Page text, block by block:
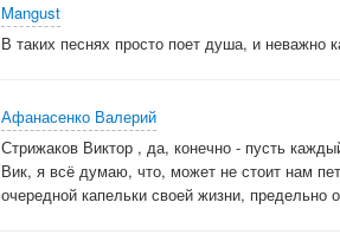
Mangust
В таких песнях просто поет душа, и неважно
Афанасенко Валерий
Стрижаков Виктор , да, конечно - пусть
Вик, я всё думаю, что, может не стоит нам
очередной капельки своей жизни, предельно